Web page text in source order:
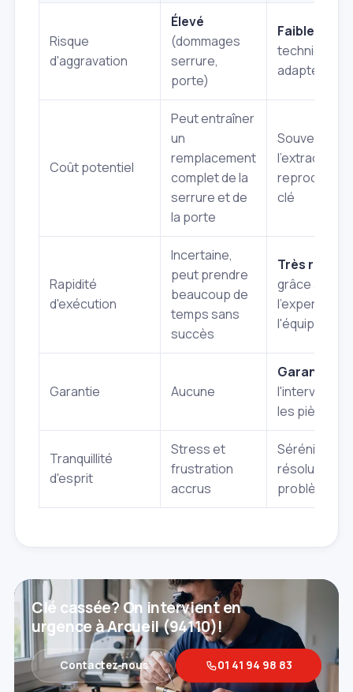
Risque
d'aggravation
Élevé
(dommages
serrure,
porte)
Faible
techniques
adaptés)
Coût potentiel
Peut entraîner
un
remplacement
complet de la
serrure et de
la porte
Souvent
l'extraction
clé
Rapidité
d'exécution
Incertaine,
peut prendre
beaucoup de
temps sans
succès
Très rapide
grâce à
l'expertise et
l'équipement
Garantie Aucune
Garantie
les pièces
Tranquillité
d'esprit
Stress et
frustration
accrus
Sérénité et
résolution du
problème
Clé cassée? On intervient en
urgence à Arcueil (94110)!
Contactez‑nous 01 41 94 98 83